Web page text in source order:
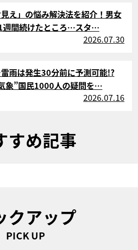
見え」の悩み解決法を紹介！男女
週間続けたところ…スタ…
2026.07.30
雨は発生30分前に予測可能!?
象”国民1000人の疑問を…
2026.07.16
すめ記事
クアップ
PICK UP